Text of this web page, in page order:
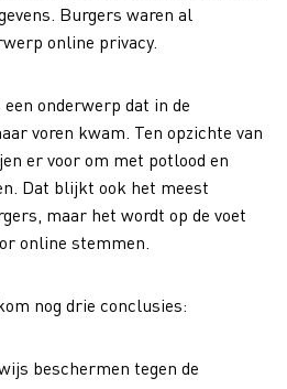
Burgers waren al
online privacy.
onderwerp dat in de
voren kwam. Ten opzichte van
er voor om met potlood en
Dat blijkt ook het meest
maar het wordt op de voet
online stemmen.
nog drie conclusies:
beschermen tegen de